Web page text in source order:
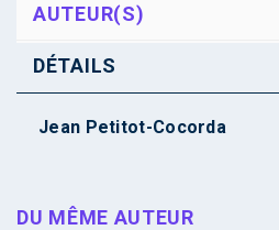
AUTEUR(S)
DÉTAILS
Jean Petitot-Cocorda
DU MÊME AUTEUR